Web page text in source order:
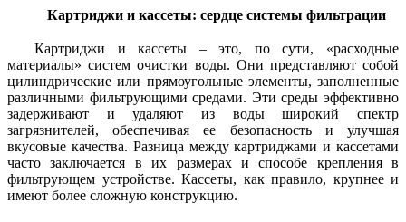
Картриджи и кассеты: сердце системы фильтрации
Картриджи и кассеты – это, по сути, «расходные
материалы» систем очистки воды. Они представляют собой
цилиндрические или прямоугольные элементы, заполненные
различными фильтрующими средами. Эти среды эффективно
задерживают и удаляют из воды широкий спектр
загрязнителей, обеспечивая ее безопасность и улучшая
вкусовые качества. Разница между картриджами и кассетами
часто заключается в их размерах и способе крепления в
фильтрующем устройстве. Кассеты, как правило, крупнее и
имеют более сложную конструкцию.